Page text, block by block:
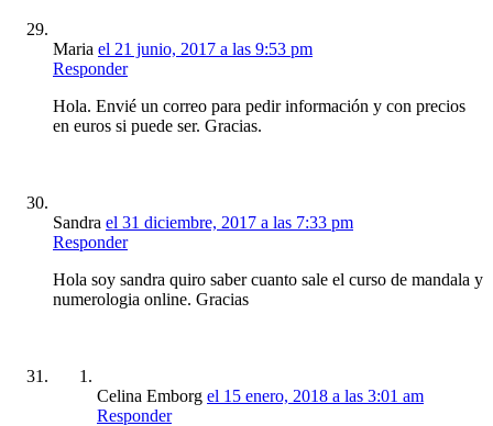
Maria el 21 junio, 2017 a las 9:53 pm
Responder
Hola. Envié un correo para pedir información y con precios
en euros si puede ser. Gracias.
Sandra el 31 diciembre, 2017 a las 7:33 pm
Responder
Hola soy sandra quiro saber cuanto sale el curso de mandala y
numerologia online. Gracias
Celina Emborg el 15 enero, 2018 a las 3:01 am
Responder